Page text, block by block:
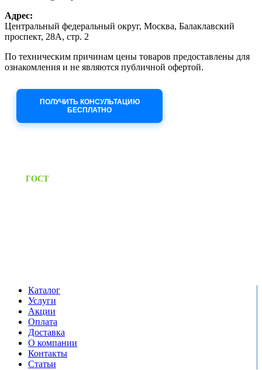
Адрес:
Центральный федеральный округ, Москва, Балаклавский
проспект, 28А, стр. 2
По техническим причинам цены товаров предоставлены для
ознакомления и не являются публичной офертой.
ПОЛУЧИТЬ КОНСУЛЬТАЦИЮ
БЕСПЛАТНО
ГОСТПредоставляем паспорт
Каталог
Услуги
Акции
Оплата
Доставка
О компании
Контакты
Статьи